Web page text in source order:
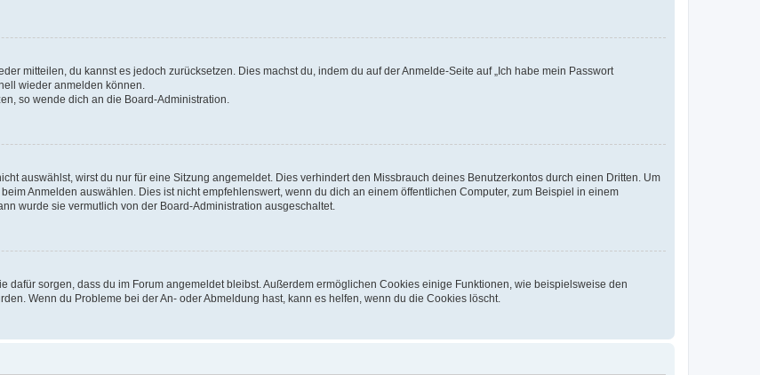
mitteilen, du kannst es jedoch zurücksetzen. Dies machst du, indem du auf der Anmelde-Seite auf „Ich habe mein Passwort
wieder anmelden können.
so wende dich an die Board-Administration.
auswählst, wirst du nur für eine Sitzung angemeldet. Dies verhindert den Missbrauch deines Benutzerkontos durch einen Dritten. Um
Anmelden auswählen. Dies ist nicht empfehlenswert, wenn du dich an einem öffentlichen Computer, zum Beispiel in einem
wurde sie vermutlich von der Board-Administration ausgeschaltet.
dafür sorgen, dass du im Forum angemeldet bleibst. Außerdem ermöglichen Cookies einige Funktionen, wie beispielsweise den
Wenn du Probleme bei der An- oder Abmeldung hast, kann es helfen, wenn du die Cookies löscht.